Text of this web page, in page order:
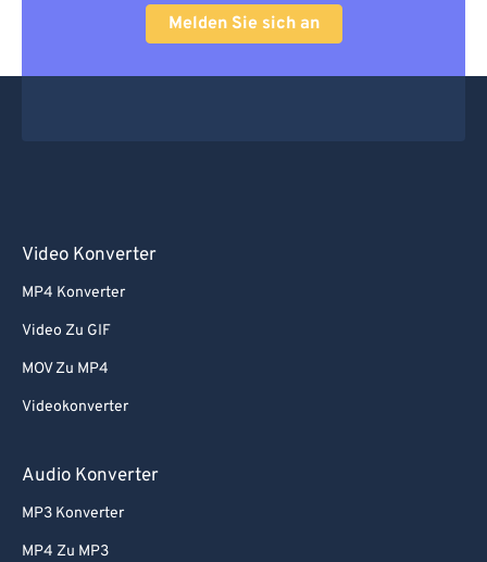
Melden Sie sich an
Video Konverter
MP4 Konverter
Video Zu GIF
MOV Zu MP4
Videokonverter
Audio Konverter
MP3 Konverter
MP4 Zu MP3